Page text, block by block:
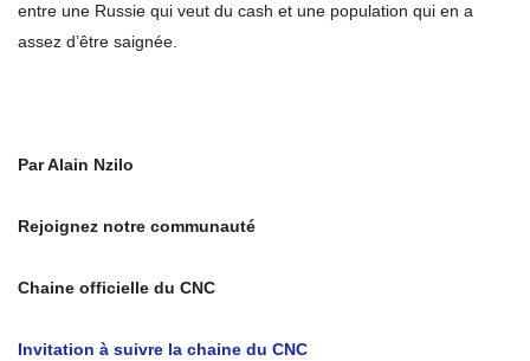
entre une Russie qui veut du cash et une population qui en a
assez d’être saignée.
Par Alain Nzilo
Rejoignez notre communauté
Chaine officielle du CNC
Invitation à suivre la chaine du CNC